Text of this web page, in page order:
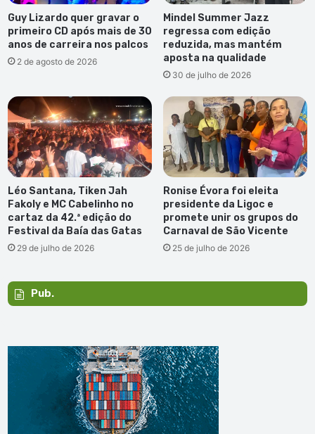
Guy Lizardo quer gravar o
primeiro CD após mais de 30
anos de carreira nos palcos
2 de agosto de 2026
Mindel Summer Jazz
regressa com edição
reduzida, mas mantém
aposta na qualidade
30 de julho de 2026
Léo Santana, Tiken Jah
Fakoly e MC Cabelinho no
cartaz da 42.ª edição do
Festival da Baía das Gatas
29 de julho de 2026
Ronise Évora foi eleita
presidente da Ligoc e
promete unir os grupos do
Carnaval de São Vicente
25 de julho de 2026
Pub.